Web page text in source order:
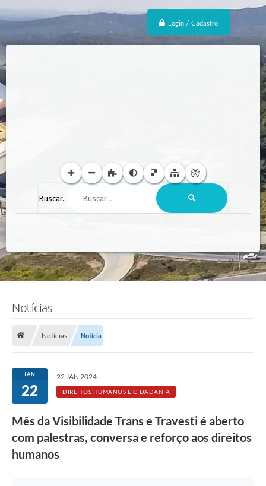
Login / Cadastro
Buscar...
Notícias
Notícias Notícia
JAN
22
22 JAN 2024
DIREITOS HUMANOS E CIDADANIA
Mês da Visibilidade Trans e Travesti é aberto
com palestras, conversa e reforço aos direitos
humanos
n
e
o
r
a